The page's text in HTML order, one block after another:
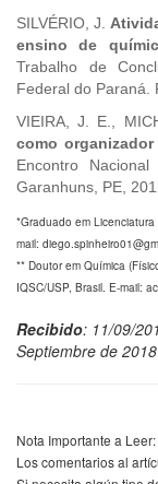
SILVÉRIO, J.
ensino de
Trabalho de
Federal do Paraná.
VIEIRA, J. E.,
como
Encontro Nacional
Garanhuns, PE,
*Graduado em
mail:
** Doutor em Química
IQSC/USP, Brasil. E-mail:
Recibido: 11/09/
Septiembre de 2018
Nota Importante a Leer:
Los comentarios al